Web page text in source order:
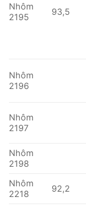
Nhôm
2195
93,5
Nhôm
2196
Nhôm
2197
Nhôm
2198
Nhôm
2218
92,2